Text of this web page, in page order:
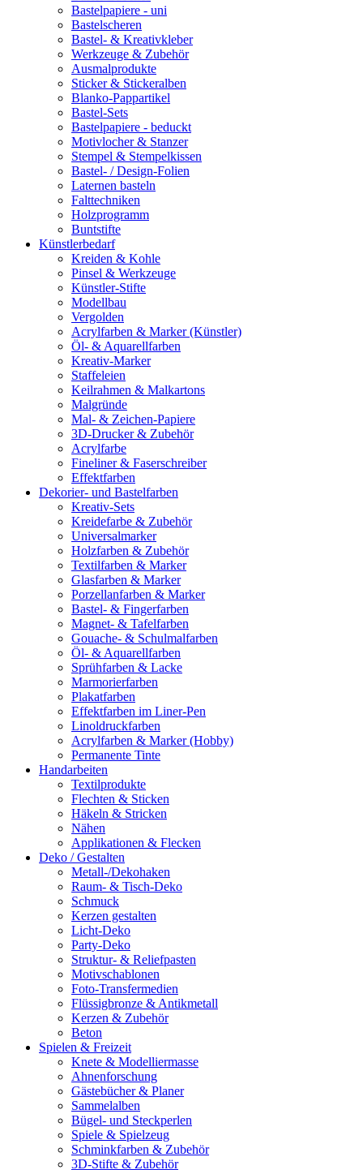
Bastelpapiere - uni
Bastelscheren
Bastel- & Kreativkleber
Werkzeuge & Zubehör
Ausmalprodukte
Sticker & Stickeralben
Blanko-Pappartikel
Bastel-Sets
Bastelpapiere - beduckt
Motivlocher & Stanzer
Stempel & Stempelkissen
Bastel- / Design-Folien
Laternen basteln
Falttechniken
Holzprogramm
Buntstifte
Künstlerbedarf
Kreiden & Kohle
Pinsel & Werkzeuge
Künstler-Stifte
Modellbau
Vergolden
Acrylfarben & Marker (Künstler)
Öl- & Aquarellfarben
Kreativ-Marker
Staffeleien
Keilrahmen & Malkartons
Malgründe
Mal- & Zeichen-Papiere
3D-Drucker & Zubehör
Acrylfarbe
Fineliner & Faserschreiber
Effektfarben
Dekorier- und Bastelfarben
Kreativ-Sets
Kreidefarbe & Zubehör
Universalmarker
Holzfarben & Zubehör
Textilfarben & Marker
Glasfarben & Marker
Porzellanfarben & Marker
Bastel- & Fingerfarben
Magnet- & Tafelfarben
Gouache- & Schulmalfarben
Öl- & Aquarellfarben
Sprühfarben & Lacke
Marmorierfarben
Plakatfarben
Effektfarben im Liner-Pen
Linoldruckfarben
Acrylfarben & Marker (Hobby)
Permanente Tinte
Handarbeiten
Textilprodukte
Flechten & Sticken
Häkeln & Stricken
Nähen
Applikationen & Flecken
Deko / Gestalten
Metall-/Dekohaken
Raum- & Tisch-Deko
Schmuck
Kerzen gestalten
Licht-Deko
Party-Deko
Struktur- & Reliefpasten
Motivschablonen
Foto-Transfermedien
Flüssigbronze & Antikmetall
Kerzen & Zubehör
Beton
Spielen & Freizeit
Knete & Modelliermasse
Ahnenforschung
Gästebücher & Planer
Sammelalben
Bügel- und Steckperlen
Spiele & Spielzeug
Schminkfarben & Zubehör
3D-Stifte & Zubehör